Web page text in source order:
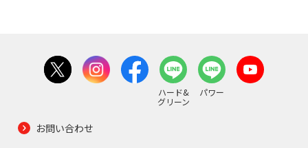
ハード&
グリーン
パワー
お問い合わせ